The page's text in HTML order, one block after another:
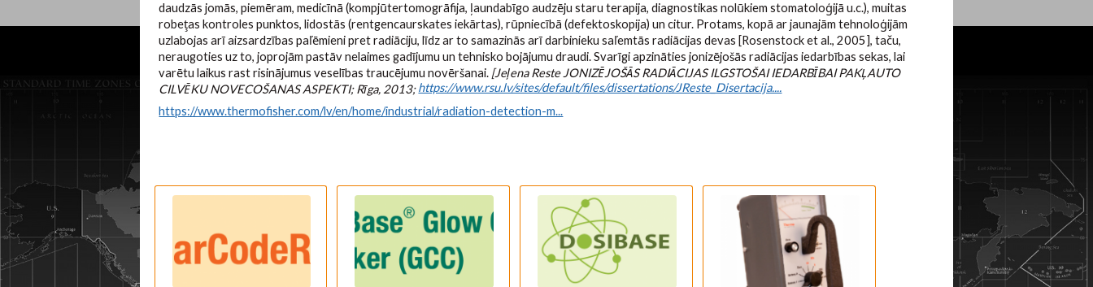
daudzās jomās, piemēram, medicīnā (kompjūtertomogrāfija, ļaundabīgo audzēju staru terapija, diagnostikas nolūkiem stomatoloģijā u.c.), muitas
robeţas kontroles punktos, lidostās (rentgencaurskates iekārtas), rūpniecībā (defektoskopija) un citur. Protams, kopā ar jaunajām tehnoloģijām
uzlabojas arī aizsardzības paľēmieni pret radiāciju, līdz ar to samazinās arī darbinieku saľemtās radiācijas devas [Rosenstock et al., 2005], taču,
neraugoties uz to, joprojām pastāv nelaimes gadījumu un tehnisko bojājumu draudi. Svarīgi apzināties jonizējošās radiācijas iedarbības sekas, lai
varētu laikus rast risinājumus veselības traucējumu novēršanai. [Jeļena Reste JONIZĒJOŠĀS RADIĀCIJAS ILGSTOŠAI IEDARBĪBAI PAKĻAUTO
CILVĒKU NOVECOŠANAS ASPEKTI; Rīga, 2013;https://www.rsu.lv/sites/default/files/dissertations/JReste_Disertacija....
https://www.thermofisher.com/lv/en/home/industrial/radiation-detection-m...